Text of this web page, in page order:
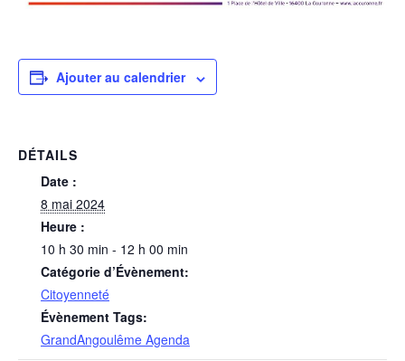
Ajouter au calendrier
DÉTAILS
Date :
8 mai 2024
Heure :
10 h 30 min - 12 h 00 min
Catégorie d’Évènement:
Citoyenneté
Évènement Tags:
GrandAngoulême Agenda